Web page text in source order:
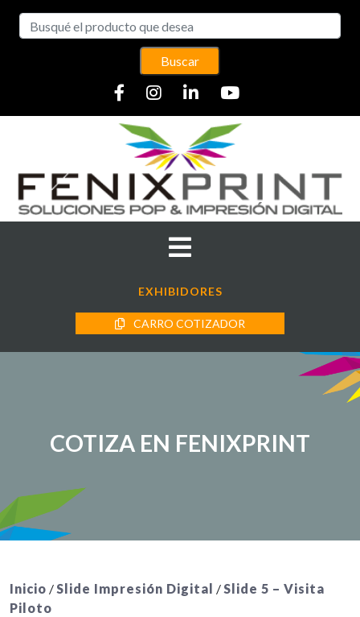
Buscar
EXHIBIDORES
CARRO COTIZADOR
COTIZA EN FENIXPRINT
Inicio /Slide Impresión Digital /Slide 5 – Visita
Piloto